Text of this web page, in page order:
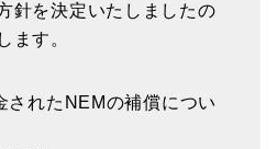
針を決定いたしましたの
ます。
されたNEMの補償につい